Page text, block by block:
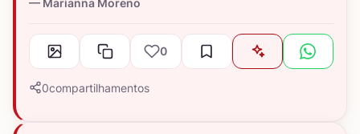
0
0compartilhamentos